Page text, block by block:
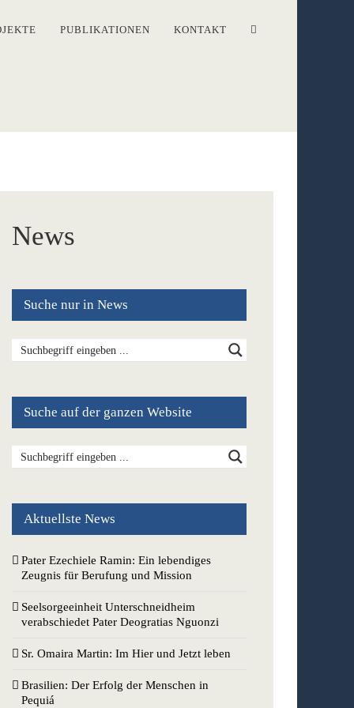
PUBLIKATIONEN KONTAKT
News
Suche nur in News
Suche auf der ganzen Website
Aktuellste News
Pater Ezechiele Ramin: Ein lebendiges
Zeugnis für Berufung und Mission
Seelsorgeeinheit Unterschneidheim
verabschiedet Pater Deogratias Nguonzi
Sr. Omaira Martin: Im Hier und Jetzt leben
Brasilien: Der Erfolg der Menschen in
Pequiá